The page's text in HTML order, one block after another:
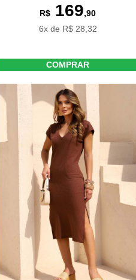
R$ 169,90
6x de R$ 28,32
COMPRAR